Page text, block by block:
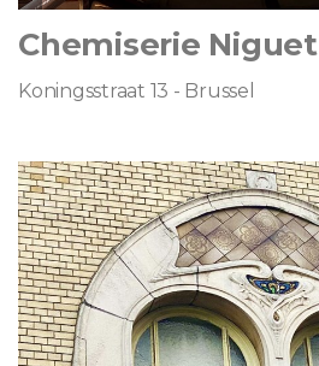
Chemiserie Niguet
Koningsstraat 13 - Brussel